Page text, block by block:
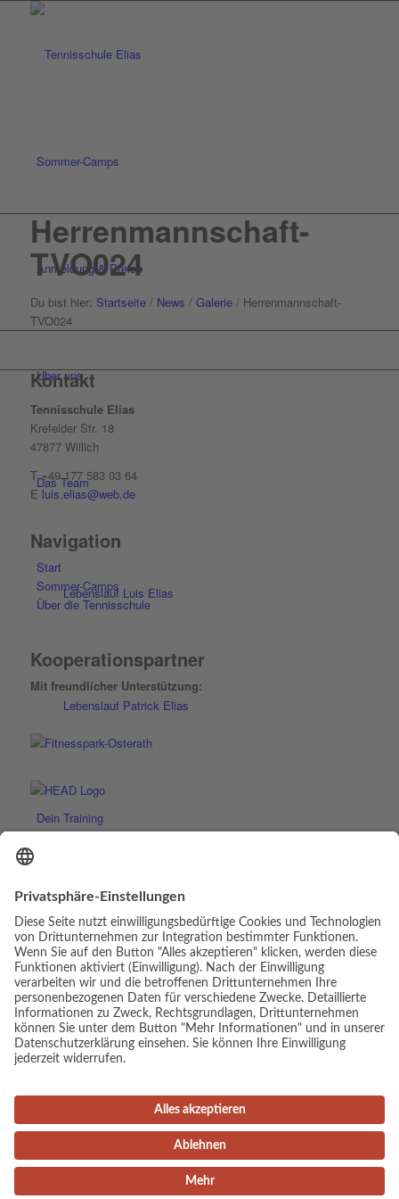
Sommer-Camps
Anmeldung & Preise
Über uns
Das Team
Lebenslauf Luis Elias
Lebenslauf Patrick Elias
Dein Training
Kontakt
Menü
Herrenmannschaft-
TVO024
Du bist hier: Startseite / News / Galerie / Herrenmannschaft-
TVO024
Kontakt
Tennisschule Elias
Krefelder Str. 18
47877 Willich
T +49 177 583 03 64
E luis.elias@web.de
Navigation
Start
Sommer-Camps
Über die Tennisschule
Kooperationspartner
Mit freundlicher Unterstützung:
© Copyright - Luis Elias | Webdesign & Umsetzung:cambium
digital
Datenschutz